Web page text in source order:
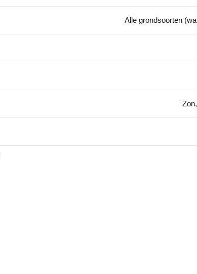
Alle grondsoorten